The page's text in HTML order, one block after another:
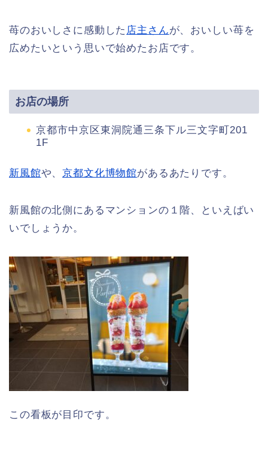
苺のおいしさに感動した 店主さんが、おいしい苺を
広めたいという思いで始めたお店です。
お店の場所
京都市中京区東洞院通三条下ル三文字町201
1F
新風館や、京都文化博物館があるあたりです。
新風館の北側にあるマンションの１階、といえばい
いでしょうか。
この看板が目印です。